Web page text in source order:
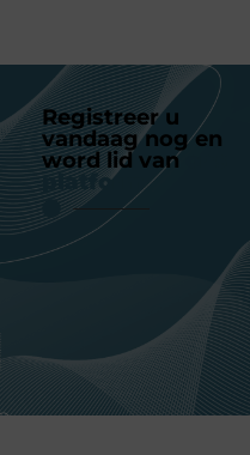
Registreer u
vandaag nog en
word lid van
platform